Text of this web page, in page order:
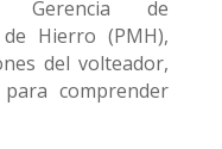
Gerencia de
Hierro (PMH),
del volteador,
comprender